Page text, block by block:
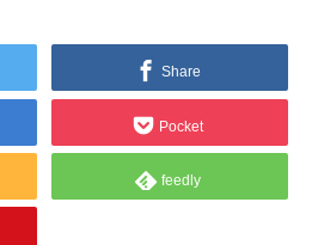
Share
Pocket
feedly